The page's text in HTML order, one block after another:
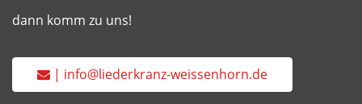
dann komm zu uns!
| info@liederkranz-weissenhorn.de